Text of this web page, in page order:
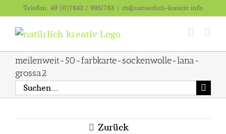
Inhalt
springen
Telefon: 49 (0)7843 / 9951783 | rb@natuerlich-kreativ.info
meilenweit-50-farbkarte-sockenwolle-lana-
grossa2
Suche
nach:
Zurück